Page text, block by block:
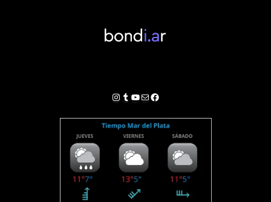
Instagram
Tumblr
YouTube
Correo electrónico
Facebook